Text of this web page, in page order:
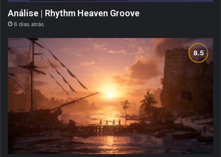
Análise | Rhythm Heaven Groove
6 dias atrás